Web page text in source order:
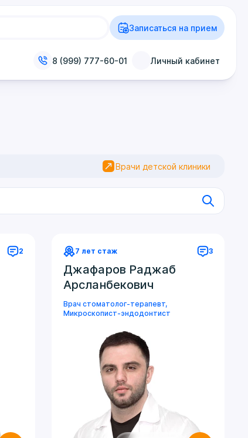
Записаться на прием
8 (999) 777-60-01 Личный кабинет
Врачи детской клиники
2 7 лет стаж 3
Джафаров Раджаб
Арсланбекович
Врач стоматолог-терапевт,
Микроскопист-эндодонтист